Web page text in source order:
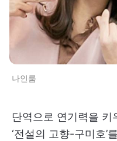
나인룸
단역으로 연기력을 키
‘전설의 고향-구미호’